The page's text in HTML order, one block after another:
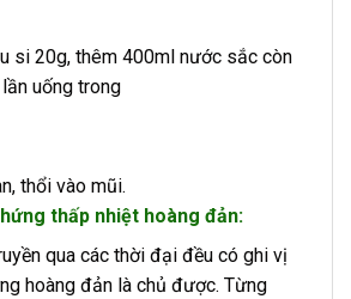
si 20g, thêm 400ml nước sắc còn
uống trong
thổi vào mũi.
thấp nhiệt hoàng đản:
qua các thời đại đều có ghi vị
hoàng đản là chủ được. Từng